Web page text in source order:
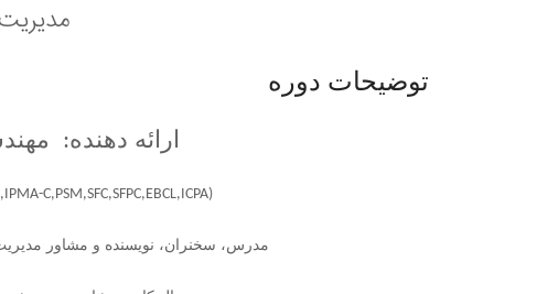
توضیحات دوره
ارائه دهنده:
C,PSM,SFC,SFPC,EBCL,ICPA)
مدرس، سخنران، نویسنده و مشاور